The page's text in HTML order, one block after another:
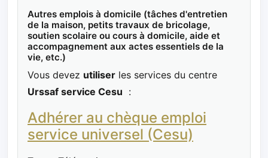
Autres emplois à domicile (tâches d'entretien
de la maison, petits travaux de bricolage,
soutien scolaire ou cours à domicile, aide et
accompagnement aux actes essentiels de la
vie, etc.)
Vous devez utiliser les services du centre
Urssaf service Cesu :
Adhérer au chèque emploi
service universel (Cesu)